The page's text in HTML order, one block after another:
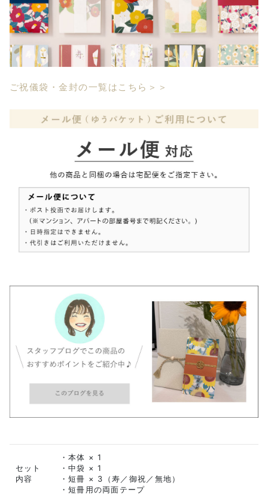
ご祝儀袋・金封の一覧はこちら＞＞
セット
内容
・本体 × 1
・中袋 × 1
・短冊 × 3（寿／御祝／無地）
・短冊用の両面テープ